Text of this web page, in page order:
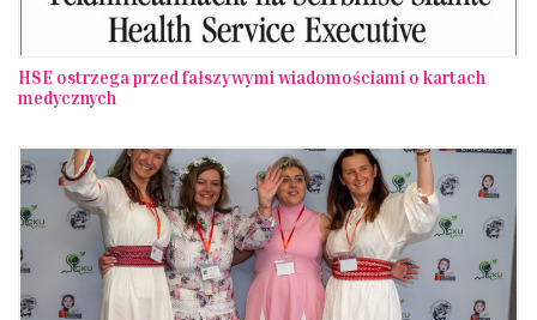
HSE ostrzega przed fałszywymi wiadomościami o kartach
medycznych